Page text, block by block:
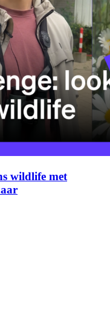
wildlife met